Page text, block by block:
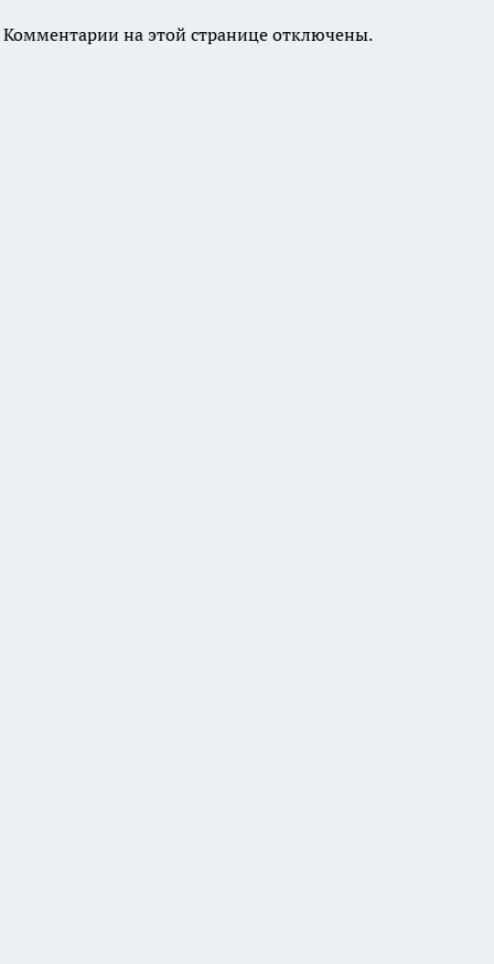
Комментарии на этой странице отключены.